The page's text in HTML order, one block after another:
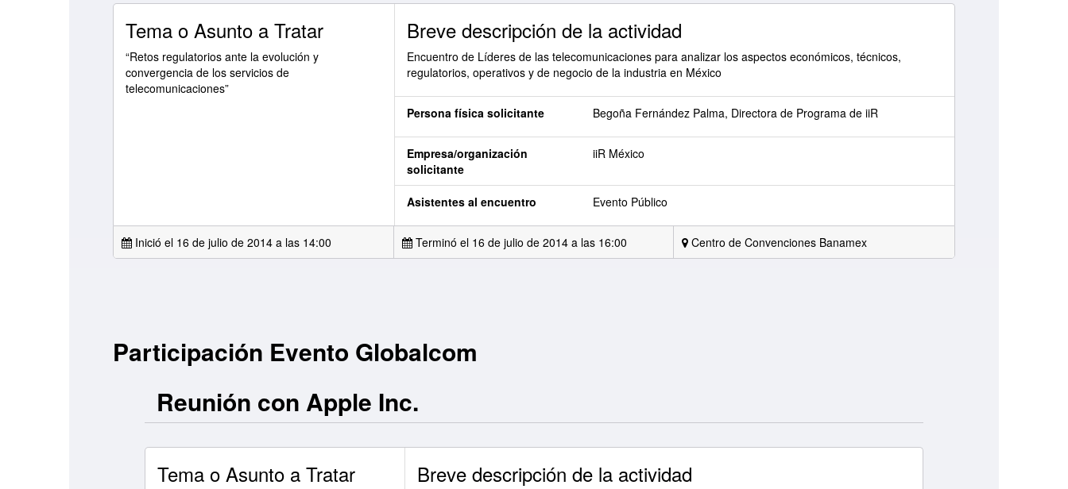
Tema o Asunto a Tratar
“Retos regulatorios ante la evolución y
convergencia de los servicios de
telecomunicaciones”
Breve descripción de la actividad
Encuentro de Líderes de las telecomunicaciones para analizar los aspectos económicos, técnicos,
regulatorios, operativos y de negocio de la industria en México
Persona física solicitante Begoña Fernández Palma, Directora de Programa de iiR
Empresa/organización
solicitante
iiR México
Asistentes al encuentro Evento Público
Inició el 16 de julio de 2014 a las 14:00 Terminó el 16 de julio de 2014 a las 16:00 Centro de Convenciones Banamex
Participación Evento Globalcom
Reunión con Apple Inc.
Tema o Asunto a Tratar Breve descripción de la actividad